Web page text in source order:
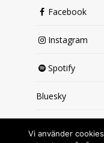
Facebook
Instagram
Spotify
Bluesky
Vi använder